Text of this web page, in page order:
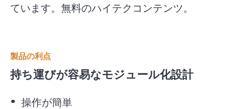
ています。無料のハイテクコンテンツ。
製品の利点
持ち運びが容易なモジュール化設計
操作が簡単